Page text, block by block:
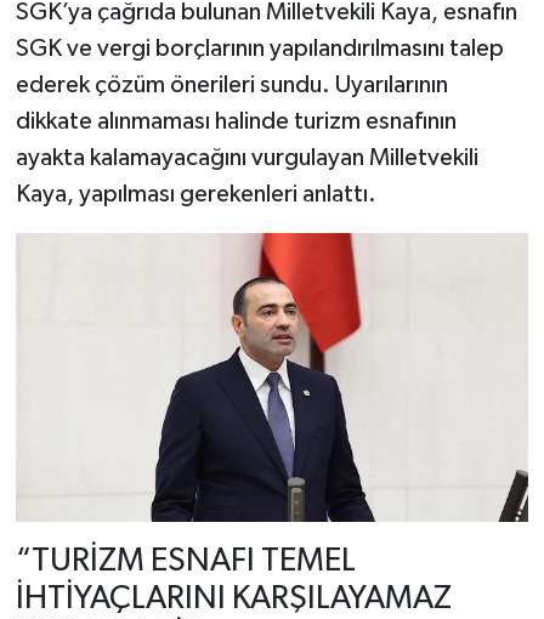
SGK’ya çağrıda bulunan Milletvekili Kaya, esnafın
SGK ve vergi borçlarının yapılandırılmasını talep
ederek çözüm önerileri sundu. Uyarılarının
dikkate alınmaması halinde turizm esnafının
ayakta kalamayacağını vurgulayan Milletvekili
Kaya, yapılması gerekenleri anlattı.
“TURİZM ESNAFI TEMEL
İHTİYAÇLARINI KARŞILAYAMAZ